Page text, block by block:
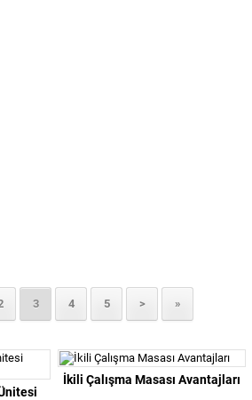
3 4 5 > »
İkili Çalışma Masası Avantajları